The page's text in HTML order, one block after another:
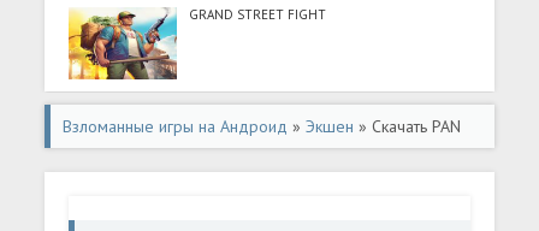
GRAND STREET FIGHT
Взломанные игры на Андроид »Экшен » Скачать PAN
GUN: PvP Shooting Games (Много денег) на Андроид